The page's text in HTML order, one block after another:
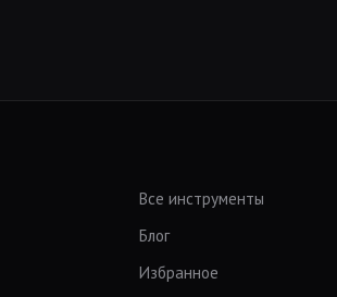
Все инструменты
Блог
Избранное